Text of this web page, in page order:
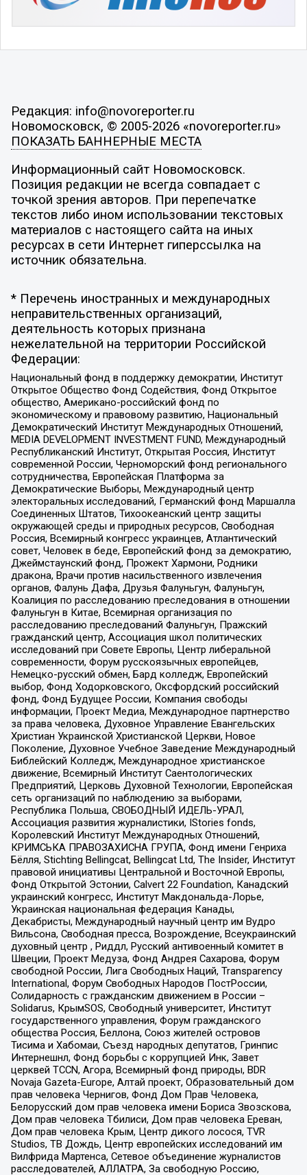
Редакция: info@novoreporter.ru
Новомосковск, © 2005-2026 «novoreporter.ru»
ПОКАЗАТЬ БАННЕРНЫЕ МЕСТА
Информационный сайт Новомосковск.
Позиция редакции не всегда совпадает с
точкой зрения авторов. При перепечатке
текстов либо ином использовании текстовых
материалов с настоящего сайта на иных
ресурсах в сети Интернет гиперссылка на
источник обязательна.
* Перечень иностранных и международных
неправительственных организаций,
деятельность которых признана
нежелательной на территории Российской
Федерации:
Национальный фонд в поддержку демократии, Институт
Открытое Общество Фонд Содействия, Фонд Открытое
общество, Американо-российский фонд по
экономическому и правовому развитию, Национальный
Демократический Институт Международных Отношений,
MEDIA DEVELOPMENT INVESTMENT FUND, Международный
Республиканский Институт, Открытая Россия, Институт
современной России, Черноморский фонд регионального
сотрудничества, Европейская Платформа за
Демократические Выборы, Международный центр
электоральных исследований, Германский фонд Маршалла
Соединенных Штатов, Тихоокеанский центр защиты
окружающей среды и природных ресурсов, Свободная
Россия, Всемирный конгресс украинцев, Атлантический
совет, Человек в беде, Европейский фонд за демократию,
Джеймстаунский фонд, Прожект Хармони, Родники
дракона, Врачи против насильственного извлечения
органов, Фалунь Дафа, Друзья Фалуньгун, Фалуньгун,
Коалиция по расследованию преследования в отношении
Фалуньгун в Китае, Всемирная организация по
расследованию преследований Фалуньгун, Пражский
гражданский центр, Ассоциация школ политических
исследований при Совете Европы, Центр либеральной
современности, Форум русскоязычных европейцев,
Немецко-русский обмен, Бард колледж, Европейский
выбор, Фонд Ходорковского, Оксфордский российский
фонд, Фонд Будущее России, Компания свободы
информации, Проект Медиа, Международное партнерство
за права человека, Духовное Управление Евангельских
Христиан Украинской Христианской Церкви, Новое
Поколение, Духовное Учебное Заведение Международный
Библейский Колледж, Международное христианское
движение, Всемирный Институт Саентологических
Предприятий, Церковь Духовной Технологии, Европейская
сеть организаций по наблюдению за выборами,
Республика Польша, СВОБОДНЫЙ ИДЕЛЬ-УРАЛ,
Ассоциация развития журналистики, IStories fonds,
Королевский Институт Международных Отношений,
КРИМСЬКА ПРАВОЗАХИСНА ГРУПА, Фонд имени Генриха
Бёлля, Stichting Bellingcat, Bellingcat Ltd, The Insider, Институт
правовой инициативы Центральной и Восточной Европы,
Фонд Открытой Эстонии, Calvert 22 Foundation, Канадский
украинский конгресс, Институт Макдональда-Лорье,
Украинская национальная федерация Канады,
Декабристы, Международный научный центр им Вудро
Вильсона, Свободная пресса, Возрождение, Всеукраинский
духовный центр , Риддл, Русский антивоенный комитет в
Швеции, Проект Медуза, Фонд Андрея Сахарова, Форум
свободной России, Лига Свободных Наций, Transparеncy
International, Форум Свободных Народов ПостРоссии,
Солидарность с гражданским движением в России –
Solidarus, КрымSOS, Свободный университет, Институт
государственного управления, Форум гражданского
общества Россия, Беллона, Союз жителей островов
Тисима и Хабомаи, Съезд народных депутатов, Гринпис
Интернешнл, Фонд борьбы с коррупцией Инк, Завет
церквей TCCN, Агора, Всемирный фонд природы, BDR
Novaja Gazeta-Europe, Алтай проект, Образовательный дом
прав человека Чернигов, Фонд Дом Прав Человека,
Белорусский дом прав человека имени Бориса Звозскова,
Дом прав человека Тбилиси, Дом прав человека Ереван,
Дом прав человека Крым, Центр дикого лосося, TVR
Studios, ТВ Дождь, Центр европейских исследований им
Вилфрида Мартенса, Сетевое объединение журналистов
расследователей, АЛЛАТРА, За свободную Россию,